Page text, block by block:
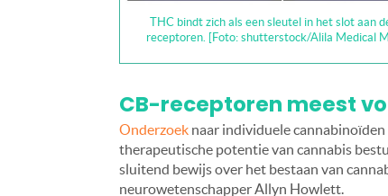
THC bindt zich als een sleutel in het slot aan
receptoren. [Foto: shutterstock/Alila Medical
CB-receptoren meest
Onderzoek naar individuele
therapeutische potentie van cannabis
sluitend bewijs over het bestaan van
neurowetenschapper Allyn Howlett.